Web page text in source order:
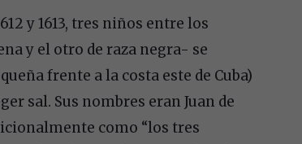
y 1613, tres niños entre los
y el otro de raza negra- se
frente a la costa este de Cuba)
sal. Sus nombres eran Juan de
como “los tres